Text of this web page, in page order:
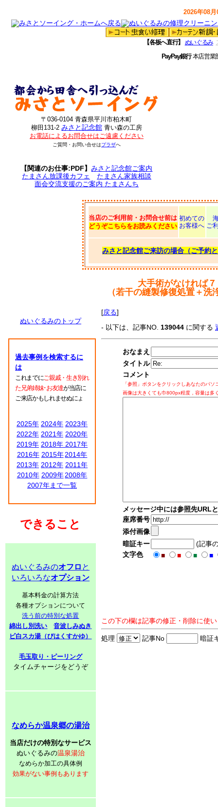
2026年08
【各板へ直行】 ぬいぐるみ
PayPay銀行本店営
〒036-0104 青森県平川市柏木町
柳田131-2 みさと記念館 青い森の工房
お電話によるお問合せはご遠慮ください
ご質問・お問い合せはプラザへ
【関連のお仕事:PDF】みさと記念館ご案内
たまさん放課後カフェ
たまさん家族相談
面会交流支援のご案内 たまさんち
当店のご利用前・お問合せ前は
どうぞこちらをお読みください
初めての
お客様へ ご
みさと記念館ご来訪の場合（ご予約
大手術がなければ
（若干の縫製修復処置＋
ぬいぐるみのトップ
過去事例を検索するに
は
これまでにご親戚・生き別れ
た兄弟姉妹･お友達が当店に
ご来店かもしれませぬにょ
2025年 2024年 2023年
2022年 2021年 2020年
2019年 2018年 2017年
2016年 2015年 2014年
2013年 2012年 2011年
2010年 2009年 2008年
2007年まで一覧
できること
ぬいぐるみのオフロ と
いろいろなオプション
基本料金の計算方法
各種オプションについて
洗う前の特別な処置
綿出し別洗い
音波しみぬき
ビ白スカ湯（びはくすかゆ）
毛玉取り・ピーリング
タイムチャージをどうぞ
なめらか温泉郷の湯治
当店だけの特別なサービス
ぬいぐるみの温泉湯治
なめらか加工の具体例
効果がない事例もあります
[戻る]
- 以下は、記事NO. 139044 に関する
おなまえ
タイトル
コメント
「参照」ボタンをクリックしあなたのパ
画像は大きくても巾800px程度，容量は多
メッセージ中には参照先URL
座席番号
添付画像
暗証キー
(記事
文字色
■ ■ ■ ■
この下の欄は記事の修正・削除に使
処理 記事No 暗証